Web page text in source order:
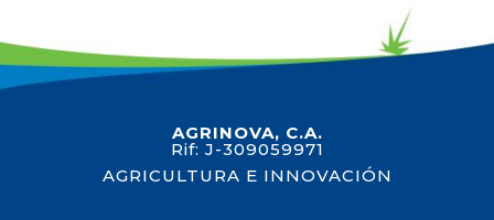
AGRINOVA, C.A.
Rif: J-309059971
AGRICULTURA E INNOVACIÓN